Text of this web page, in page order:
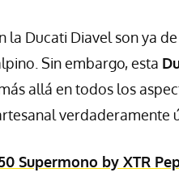
la Ducati Diavel son ya
Sin embargo, esta
allá en todos los
verdaderamente
Supermono by XTR